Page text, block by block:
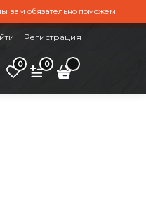
вам обязательно поможем!
Регистрация
0 0